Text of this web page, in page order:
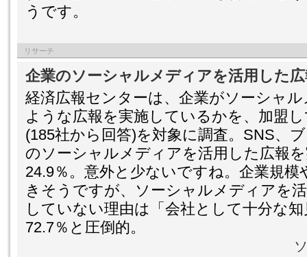
うです。
リサーチ
企業のソーシャルメディアを活用した
経済広報センターは、企業がソーシャ
ような広報を実施しているかを、加盟
(185社から回答)を対象に調査。SNS、
のソーシャルメディアを活用した広報
24.9％。意外と少ないですね。企業規
きそうですが、ソーシャルメディアを
していない理由は「会社として十分な
72.7％と圧倒的。